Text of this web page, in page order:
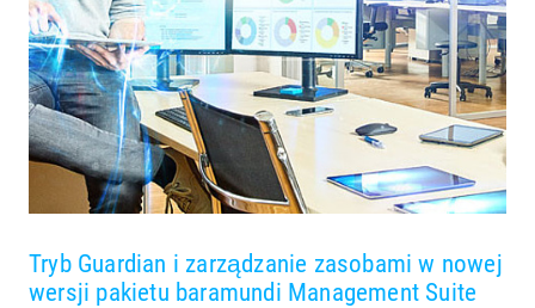
Tryb Guardian i zarządzanie zasobami w nowej
wersji pakietu baramundi Management Suite